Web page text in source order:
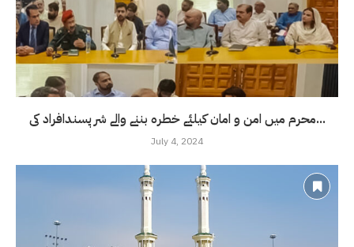
محرم میں امن و امان کیلئے خطرہ بننے والے شر پسندافراد کی...
July 4, 2024